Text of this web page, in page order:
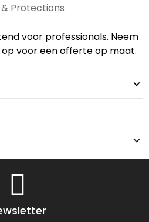
Protections
voor professionals. Neem
voor een offerte op maat.